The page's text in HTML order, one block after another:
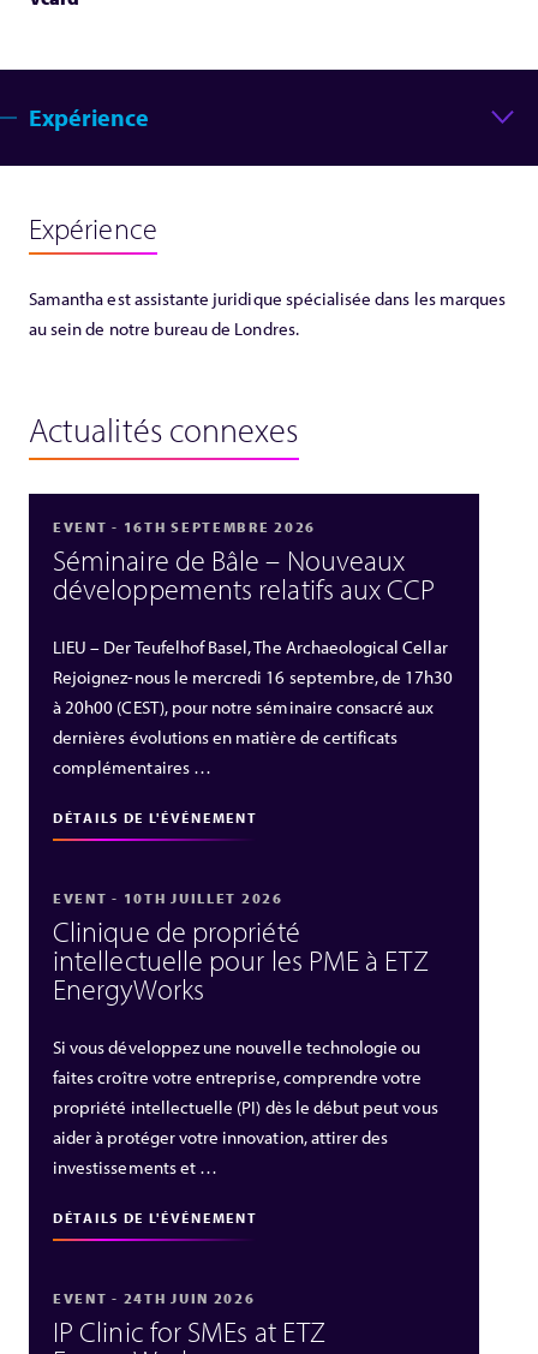
Expérience
Expérience
Samantha est assistante juridique spécialisée dans les marques
au sein de notre bureau de Londres.
Actualités connexes
EVENT - 16TH SEPTEMBRE 2026
Séminaire de Bâle – Nouveaux
développements relatifs aux CCP
LIEU – Der Teufelhof Basel, The Archaeological Cellar
Rejoignez-nous le mercredi 16 septembre, de 17h30
à 20h00 (CEST), pour notre séminaire consacré aux
dernières évolutions en matière de certificats
complémentaires …
DÉTAILS DE L'ÉVÉNEMENT
EVENT - 10TH JUILLET 2026
Clinique de propriété
intellectuelle pour les PME à ETZ
EnergyWorks
Si vous développez une nouvelle technologie ou
faites croître votre entreprise, comprendre votre
propriété intellectuelle (PI) dès le début peut vous
aider à protéger votre innovation, attirer des
investissements et …
DÉTAILS DE L'ÉVÉNEMENT
EVENT - 24TH JUIN 2026
IP Clinic for SMEs at ETZ